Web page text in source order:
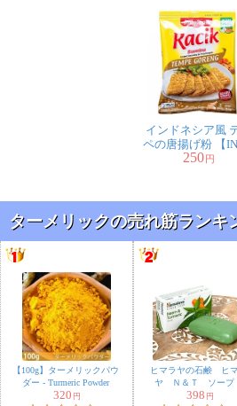
スパイスカレーを作る用にター
メリックパウダーを購入しまし
袋を開けるとターメリックの良
いにおいが！20gだとすぐに使い
ようと思います。本場のものが使
★★★★★にこ様
スパイスを沢山購入したく、頼み
きたので良かったです！また、オ
もたいへん惹かれました！ただ、
のが多くその点は残念です。でも
インドネシア風
ペの唐揚げ粉 【
FOOD】
250 円
ターメリックの売れ筋ランキ
【100g】ターメリックパウ
ダー - Turmeric Powder
320 円
ヒマラヤの石鹸 ヒ
ヤ Ｎ＆Ｔ ソー
75g【Himalaya Herbals
398 円